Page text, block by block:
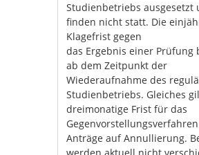
Studienbetriebs ausgesetzt
finden nicht statt. Die
Klagefrist gegen
das Ergebnis einer Prüfung
ab dem Zeitpunkt der
Wiederaufnahme des
Studienbetriebs. Gleiches
dreimonatige Frist für das
Anträge auf Annullierung.